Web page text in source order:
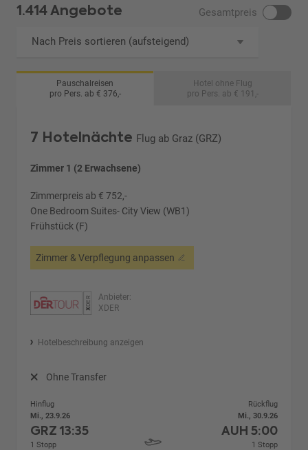
1.414 Angebote Gesamtpreis
Nach Preis sortieren (aufsteigend)
Pauschalreisen
pro Pers. ab € 376,-
Hotel ohne Flug
pro Pers. ab € 191,-
7 Hotelnächte Flug ab Graz (GRZ)
Zimmer 1 (2 Erwachsene)
Zimmerpreis ab € 752,-
One Bedroom Suites- City View (WB1)
Frühstück (F)
Zimmer & Verpflegung anpassen
Anbieter:
XDER
Hotelbeschreibung anzeigen
Ohne Transfer
Hinflug
Mi., 23.9.26
GRZ13:35
1 Stopp
Rückflug
Mi., 30.9.26
AUH 5:00
1 Stopp